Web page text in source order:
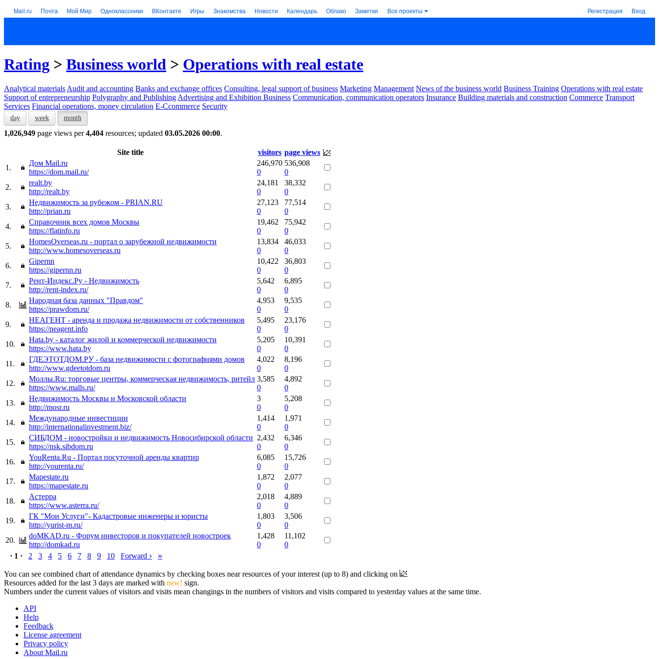
Mail.ru Почта Мой Мир Одноклассники ВКонтакте Игры Знакомства Новости Календарь Облако Заметки Все проекты Регистрация Вход
Rating > Business world > Operations with real estate
Analytical materials Audit and accounting Banks and exchange offices Consulting, legal support of business Marketing Management News of the business world Business Training Operations with real estate
Support of entrepreneurship Polygraphy and Publishing Advertising and Exhibition Business Communication, communication operators Insurance Building materials and construction Commerce Transport
Services Financial operations, money circulation E-Ccommerce Security
day week month
1,026,949 page views per4,404 resources; updated 03.05.2026 00:00.
Site title visitors page views
1.
Дом Mail.ru
https://dom.mail.ru/
246,970
0
536,908
0
2.
realt.by
http://realt.by
24,181
0
38,332
0
3.
Недвижимость за рубежом - PRIAN.RU
http://prian.ru
27,123
0
77,514
0
4.
Справочник всех домов Москвы
https://flatinfo.ru
19,462
0
75,942
0
5.
HomesOverseas.ru - портал о зарубежной недвижимости
http://www.homesoverseas.ru
13,834
0
46,033
0
6.
Gipernn
https://gipernn.ru
10,422
0
36,803
0
7.
Рент-Индекс.Ру - Недвижимость
http://rent-index.ru/
5,642
0
6,895
0
8.
Народная база данных "Правдом"
https://prawdom.ru/
4,953
0
9,535
0
9.
НЕАГЕНТ - аренда и продажа недвижимости от собственников
https://neagent.info
5,495
0
23,176
0
10.
Hata.by - каталог жилой и коммерческой недвижимости
https://www.hata.by
5,205
0
10,391
0
11.
ГДЕЭТОТДОМ.РУ - база недвижимости с фотографиями домов
http://www.gdeetotdom.ru
4,022
0
8,196
0
12.
Моллы.Ru: торговые центры, коммерческая недвижимость, ритейл
https://www.malls.ru/
3,585
0
4,892
0
13.
Недвижимость Москвы и Московской области
http://mosr.ru
3
0
5,208
0
14.
Международные инвестиции
http://internationalinvestment.biz/
1,414
0
1,971
0
15.
СИБДОМ - новостройки и недвижимость Новосибирской области
https://nsk.sibdom.ru
2,432
0
6,346
0
16.
YouRenta.Ru - Портал посуточной аренды квартир
http://yourenta.ru/
6,085
0
15,726
0
17.
Mapestate.ru
https://mapestate.ru
1,872
0
2,077
0
18.
Астерра
https://www.asterra.ru/
2,018
0
4,889
0
19.
ГК "Мои Услуги"- Кадастровые инженеры и юристы
http://yurist-m.ru/
1,803
0
3,506
0
20.
doMKAD.ru - Форум инвесторов и покупателей новостроек
http://domkad.ru
1,428
0
11,102
0
· 1 ·
2 3 4 5 6 7 8 9 10 Forward › »
You can see combined chart of attendance dynamics by checking boxes near resources of your interest (up to 8) and clicking on
Resources added for the last 3 days are marked with new! sign.
Numbers under the current values of visitors and visits mean changings in the numbers of visitors and visits compared to yesterday values at the same time.
API
Help
Feedback
License agreement
Privacy policy
About Mail.ru